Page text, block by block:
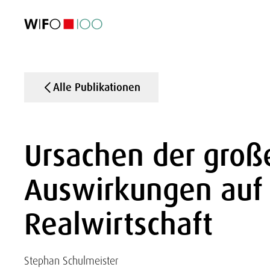
Alle Publikationen
Ursachen der
Auswirkungen
Realwirtschaft
Stephan Schulmeister